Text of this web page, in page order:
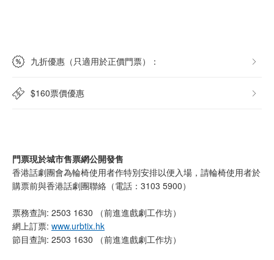
九折優惠（只適用於正價門票）：
$160票價優惠
門票現於城市售票網公開發售
香港話劇團會為輪椅使用者作特別安排以便入場，請輪椅使用者於
購票前與香港話劇團聯絡（電話：3103 5900）
票務查詢: 2503 1630 （前進進戲劇工作坊）
網上訂票: www.urbtix.hk
節目查詢: 2503 1630 （前進進戲劇工作坊）